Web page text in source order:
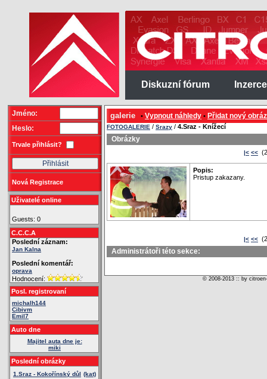
Diskuzní fórum Inzerce
Jméno:
Heslo:
Trvale přihlásit?
Nová Registrace
Uživatelé online
Guests: 0
C.C.C.A
Poslední záznam:
Jan Kalna
Poslední komentář:
oprava
Hodnocení:
Posl. registrovaní
michalh144
Cibivm
Emil7
Auto dne
Majitel auta dne je:
miki
Poslední obrázky
1.Sraz - Kokořínský důl (kat)
galerie • Vypnout náhledy • Přidat nový
FOTOGALERIE / Srazy / 4.Sraz - Knížecí
Obrázky
|< <<
Popis:
Pristup zakazany.
|< <<
Administrátoři této sekce:
© 2008-2013 :: by